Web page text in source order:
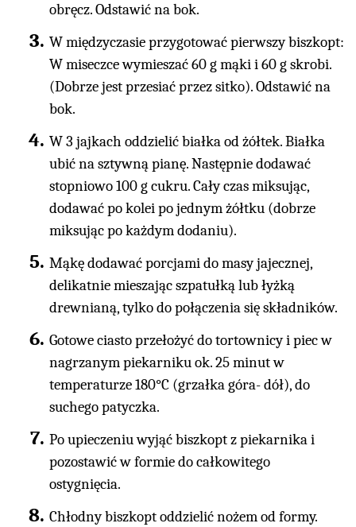
obręcz. Odstawić na bok.
W międzyczasie przygotować pierwszy biszkopt:
W miseczce wymieszać 60 g mąki i 60 g skrobi.
(Dobrze jest przesiać przez sitko). Odstawić na
bok.
W 3 jajkach oddzielić białka od żółtek. Białka
ubić na sztywną pianę. Następnie dodawać
stopniowo 100 g cukru. Cały czas miksując,
dodawać po kolei po jednym żółtku (dobrze
miksując po każdym dodaniu).
Mąkę dodawać porcjami do masy jajecznej,
delikatnie mieszając szpatułką lub łyżką
drewnianą, tylko do połączenia się składników.
Gotowe ciasto przełożyć do tortownicy i piec w
nagrzanym piekarniku ok. 25 minut w
temperaturze 180°C (grzałka góra- dół), do
suchego patyczka.
Po upieczeniu wyjąć biszkopt z piekarnika i
pozostawić w formie do całkowitego
ostygnięcia.
Chłodny biszkopt oddzielić nożem od formy.